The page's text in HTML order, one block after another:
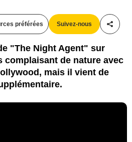
préférées Suivez-nous
"The Night Agent" sur
complaisant de nature avec
mais il vient de